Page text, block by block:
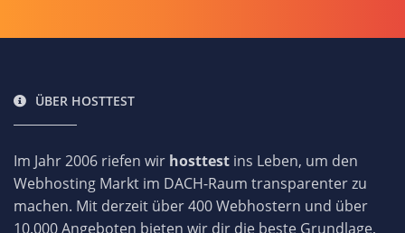
ÜBER HOSTTEST
Im Jahr 2006 riefen wir hosttest ins Leben, um den
Webhosting Markt im DACH-Raum transparenter zu
machen. Mit derzeit über 400 Webhostern und über
10.000 Angeboten bieten wir dir die beste Grundlage,